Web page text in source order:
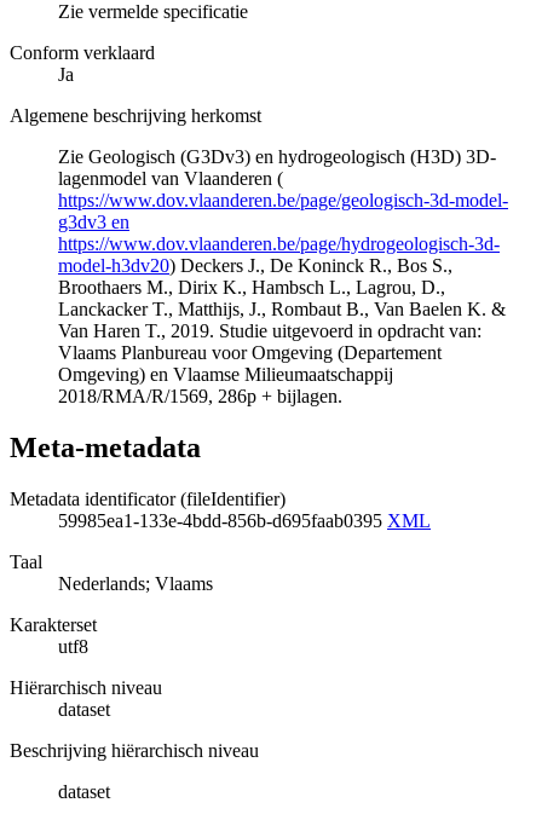
Zie vermelde specificatie
Conform verklaard
Ja
Algemene beschrijving herkomst
Zie Geologisch (G3Dv3) en hydrogeologisch (H3D) 3D-
lagenmodel van Vlaanderen (
https://www.dov.vlaanderen.be/page/geologisch-3d-model-
g3dv3 en
https://www.dov.vlaanderen.be/page/hydrogeologisch-3d-
model-h3dv20) Deckers J., De Koninck R., Bos S.,
Broothaers M., Dirix K., Hambsch L., Lagrou, D.,
Lanckacker T., Matthijs, J., Rombaut B., Van Baelen K. &
Van Haren T., 2019. Studie uitgevoerd in opdracht van:
Vlaams Planbureau voor Omgeving (Departement
Omgeving) en Vlaamse Milieumaatschappij
2018/RMA/R/1569, 286p + bijlagen.
Meta-metadata
Metadata identificator (fileIdentifier)
59985ea1-133e-4bdd-856b-d695faab0395 XML
Taal
Nederlands; Vlaams
Karakterset
utf8
Hiërarchisch niveau
dataset
Beschrijving hiërarchisch niveau
dataset